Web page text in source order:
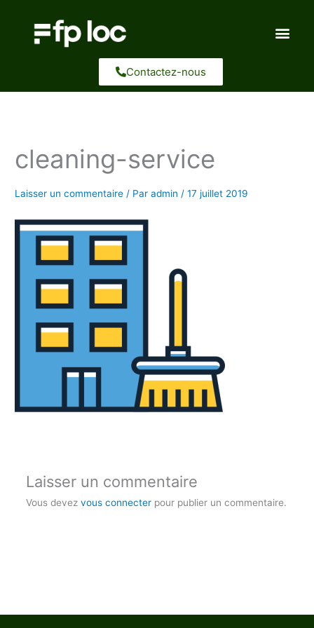
contenu
Contactez-nous
cleaning-service
Laisser un commentaire / Paradmin/17 juillet 2019
Laisser un commentaire
Vous devez vous connecterpour publier un commentaire.